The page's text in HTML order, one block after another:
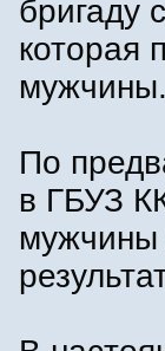
бригаду
которая
мужчины.
По
в ГБУЗ
мужчины